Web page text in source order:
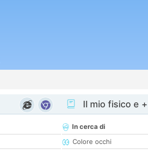
Il mio fisico e +
In cerca di
Colore occhi